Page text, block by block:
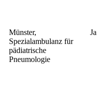
Münster,
Spezialambulanz für
pädiatrische
Pneumologie
Ja